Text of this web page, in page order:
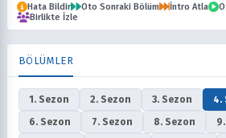
Hata Bildir Oto Sonraki Bölüm İntro Atla
Birlikte İzle
BÖLÜMLER
1. Sezon 2. Sezon 3. Sezon 4.
6. Sezon
7. Sezon 8. Sezon